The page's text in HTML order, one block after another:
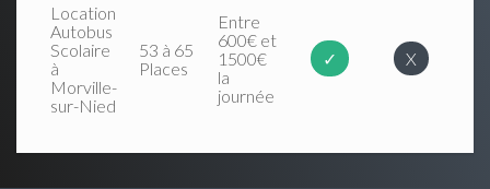
Location
Autobus
Scolaire
à
Morville-
sur-Nied
53 à 65
Places
Entre
600€ et
1500€
la
journée
✓ X